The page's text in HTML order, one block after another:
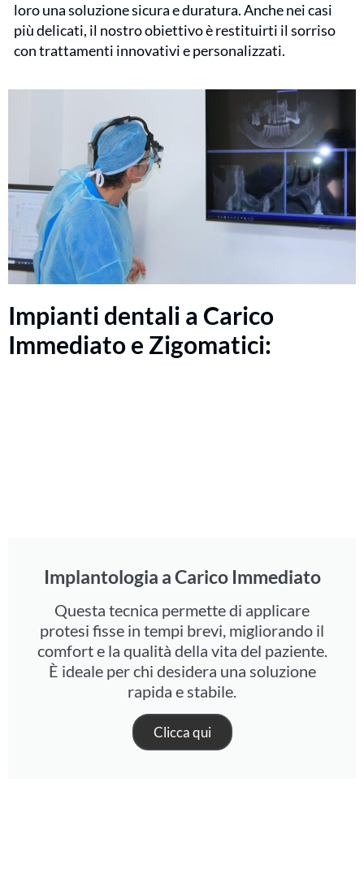
loro una soluzione sicura e duratura. Anche nei casi
più delicati, il nostro obiettivo è restituirti il sorriso
con trattamenti innovativi e personalizzati.
Impianti dentali a Carico
Immediato e Zigomatici:
Implantologia a Carico Immediato
Questa tecnica permette di applicare
protesi fisse in tempi brevi, migliorando il
comfort e la qualità della vita del paziente.
È ideale per chi desidera una soluzione
rapida e stabile.
Clicca qui